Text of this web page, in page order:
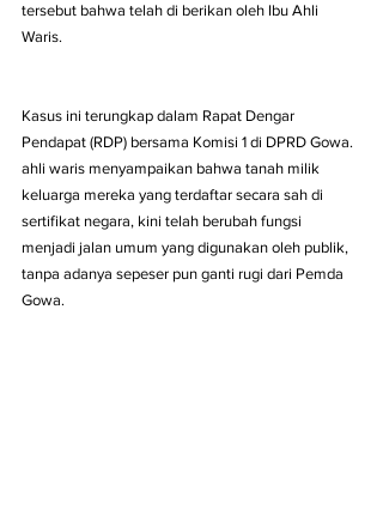
tersebut bahwa telah di berikan oleh Ibu Ahli
Waris.
Kasus ini terungkap dalam Rapat Dengar
Pendapat (RDP) bersama Komisi 1 di DPRD Gowa.
ahli waris menyampaikan bahwa tanah milik
keluarga mereka yang terdaftar secara sah di
sertifikat negara, kini telah berubah fungsi
menjadi jalan umum yang digunakan oleh publik,
tanpa adanya sepeser pun ganti rugi dari Pemda
Gowa.